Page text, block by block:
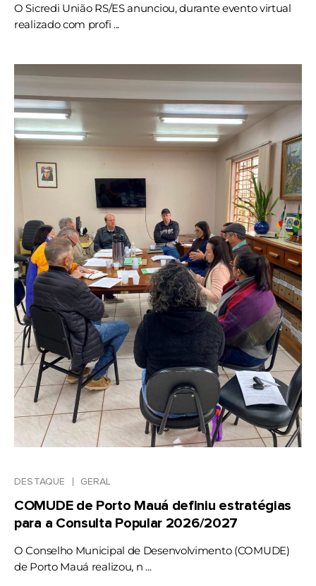
O Sicredi União RS/ES anunciou, durante evento virtual
realizado com profi ...
DESTAQUE GERAL
COMUDE de Porto Mauá definiu estratégias
para a Consulta Popular 2026/2027
O Conselho Municipal de Desenvolvimento (COMUDE)
de Porto Mauá realizou, n ...